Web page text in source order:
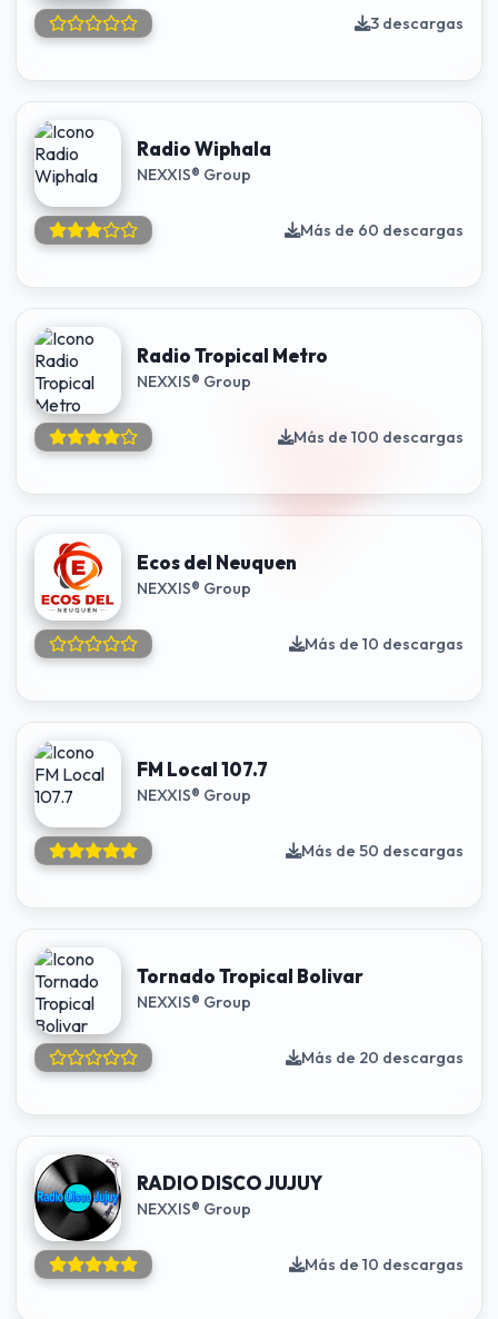
3 descargas
Radio Wiphala
NEXXIS® Group
Más de 60 descargas
Radio Tropical Metro
NEXXIS® Group
Más de 100 descargas
Ecos del Neuquen
NEXXIS® Group
Más de 10 descargas
FM Local 107.7
NEXXIS® Group
Más de 50 descargas
Tornado Tropical Bolivar
NEXXIS® Group
Más de 20 descargas
RADIO DISCO JUJUY
NEXXIS® Group
Más de 10 descargas